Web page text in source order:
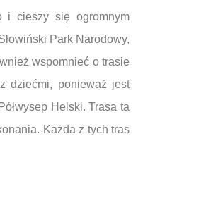
i cieszy się ogromnym
Park Narodowy,
wspomnieć o trasie
dziećmi, ponieważ jest
Helski. Trasa ta
Każda z tych tras